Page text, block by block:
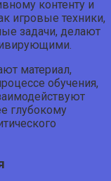
контенту и
игровые техники,
задачи, делают
материал,
обучения,
глубокому